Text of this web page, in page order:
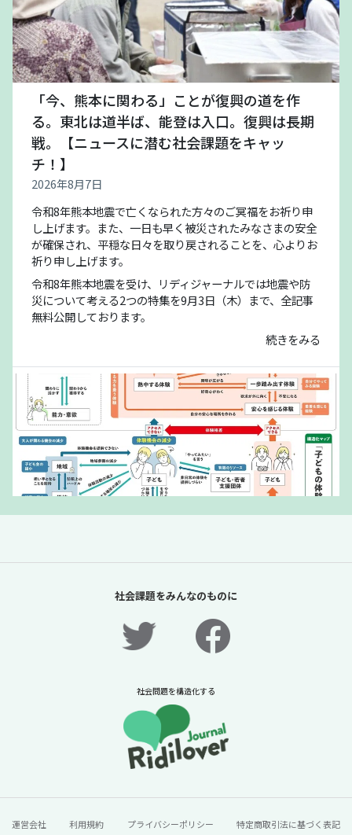
「今、熊本に関わる」ことが復興の道を作
る。東北は道半ば、能登は入口。復興は長期
戦。【ニュースに潜む社会課題をキャッ
チ！】
2026年8月7日
令和8年熊本地震で亡くなられた方々のご冥福をお祈り申
し上げます。また、一日も早く被災されたみなさまの安全
が確保され、平穏な日々を取り戻されることを、心よりお
祈り申し上げます。
令和8年熊本地震を受け、リディジャーナルでは地震や防
災について考える2つの特集を9月3日（木）まで、全記事
無料公開しております。
続きをみる
「夏休みの過ごし方は留守番」責任があるの
公開！】【ニュースに潜む社会課題をキャッ
社会課題をみんなのものに
社会問題を構造化する
運営会社 利用規約 プライバシーポリシー
特定商取引法に基づく表記